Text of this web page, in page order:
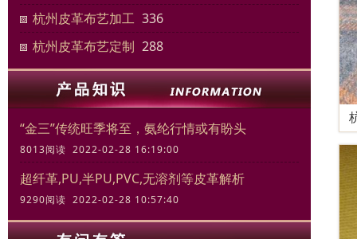
杭州皮革布艺加工 336
杭州皮革布艺定制 288
“金三”传统旺季将至，氨纶行情或有盼头
8013阅读 2022-02-28 16:19:00
超纤革,PU,半PU,PVC,无溶剂等皮革解析
9290阅读 2022-02-28 10:57:40